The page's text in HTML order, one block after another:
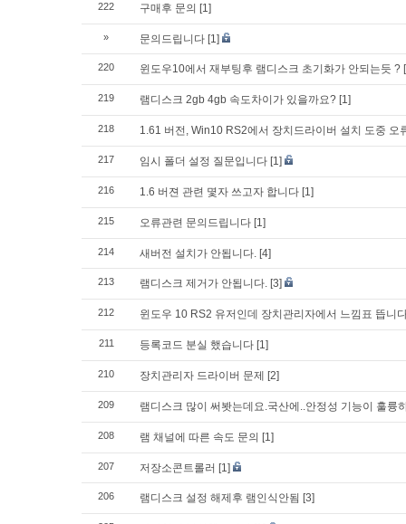
222 구매후 문의 [1]
» 문의드립니다 [1]
220 윈도우10에서 재부팅후 램디스크 초기화가 안되는듯 ?
219 램디스크 2gb 4gb 속도차이가 있을까요? [1]
218 1.61 버전, Win10 RS2에서 장치드라이버 설치 도중 오
217 임시 폴더 설정 질문입니다 [1]
216 1.6 버젼 관련 몇자 쓰고자 합니다 [1]
215 오류관련 문의드립니다 [1]
214 새버전 설치가 안됩니다. [4]
213 램디스크 제거가 안됩니다. [3]
212 윈도우 10 RS2 유저인데 장치관리자에서 느낌표 뜹니
211 등록코드 분실 했습니다 [1]
210 장치관리자 드라이버 문제 [2]
209 램디스크 많이 써봣는데요.국산에..안정성 기능이 훌륭
208 램 채널에 따른 속도 문의 [1]
207 저장소콘트롤러 [1]
206 램디스크 설정 해제후 램인식안됨 [3]